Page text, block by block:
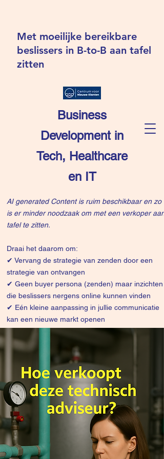
Business
Development in
Tech, Healthcare
en IT
Met moeilijke bereikbare
beslissers in B-to-B aan tafel
zitten
AI generated Content is ruim beschikbaar en zo
is er minder noodzaak om met een verkoper aan
tafel te zitten.
Draai het daarom om:
✔ Vervang de strategie van zenden door een
strategie van ontvangen
✔ Geen buyer persona (zenden) maar inzichten
die beslissers nergens online kunnen vinden
✔ Eén kleine aanpassing in jullie communicatie
kan een nieuwe markt openen